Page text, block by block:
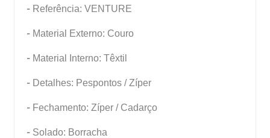
- Referência: VENTURE
- Material Externo: Couro
- Material Interno: Têxtil
- Detalhes: Pespontos / Zíper
- Fechamento: Zíper / Cadarço
- Solado: Borracha